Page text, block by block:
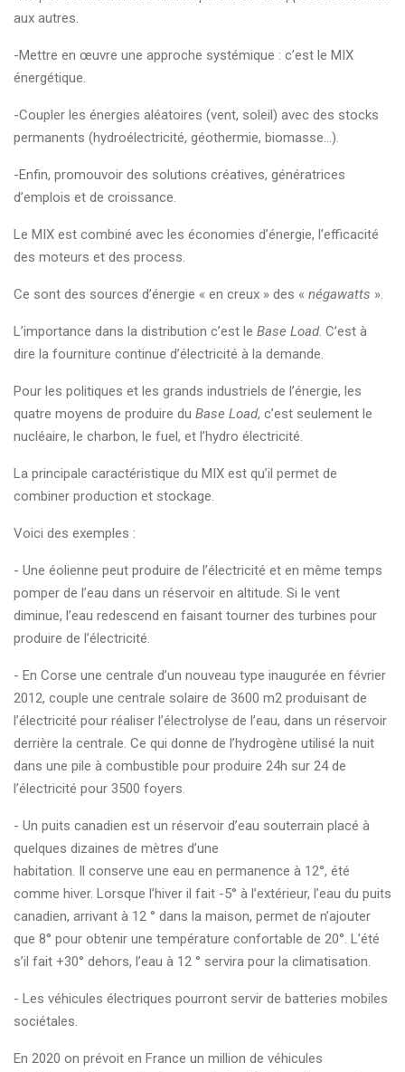
aux autres.
-Mettre en œuvre une approche systémique : c’est le MIX
énergétique.
-Coupler les énergies aléatoires (vent, soleil) avec des stocks
permanents (hydroélectricité, géothermie, biomasse…).
-Enfin, promouvoir des solutions créatives, génératrices
d’emplois et de croissance.
Le MIX est combiné avec les économies d’énergie, l’efficacité
des moteurs et des process.
Ce sont des sources d’énergie « en creux » des « négawatts ».
L’importance dans la distribution c’est le Base Load. C’est à
dire la fourniture continue d’électricité à la demande.
Pour les politiques et les grands industriels de l’énergie, les
quatre moyens de produire du Base Load, c’est seulement le
nucléaire, le charbon, le fuel, et l’hydro électricité.
La principale caractéristique du MIX est qu’il permet de
combiner production et stockage.
Voici des exemples :
- Une éolienne peut produire de l’électricité et en même temps
pomper de l’eau dans un réservoir en altitude. Si le vent
diminue, l’eau redescend en faisant tourner des turbines pour
produire de l’électricité.
- En Corse une centrale d’un nouveau type inaugurée en février
2012, couple une centrale solaire de 3600 m2 produisant de
l’électricité pour réaliser l’électrolyse de l’eau, dans un réservoir
derrière la centrale. Ce qui donne de l’hydrogène utilisé la nuit
dans une pile à combustible pour produire 24h sur 24 de
l’électricité pour 3500 foyers.
- Un puits canadien est un réservoir d’eau souterrain placé à
quelques dizaines de mètres d’une
habitation. Il conserve une eau en permanence à 12°, été
comme hiver. Lorsque l’hiver il fait -5° à l’extérieur, l’eau du puits
canadien, arrivant à 12 ° dans la maison, permet de n’ajouter
que 8° pour obtenir une température confortable de 20°. L’été
s’il fait +30° dehors, l’eau à 12 ° servira pour la climatisation.
- Les véhicules électriques pourront servir de batteries mobiles
sociétales.
En 2020 on prévoit en France un million de véhicules